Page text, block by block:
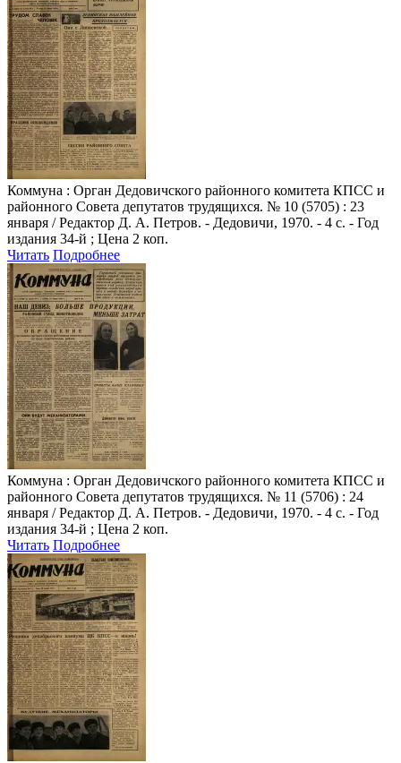
Коммуна : Орган Дедовичского районного комитета КПСС и
районного Совета депутатов трудящихся. № 10 (5705) : 23
января / Редактор Д. А. Петров. - Дедовичи, 1970. - 4 с. - Год
издания 34-й ; Цена 2 коп.
Читать Подробнее
Коммуна : Орган Дедовичского районного комитета КПСС и
районного Совета депутатов трудящихся. № 11 (5706) : 24
января / Редактор Д. А. Петров. - Дедовичи, 1970. - 4 с. - Год
издания 34-й ; Цена 2 коп.
Читать Подробнее